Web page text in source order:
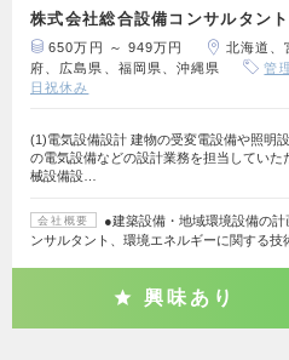
株式会社総合設備コンサルタント
650万円 ～ 949万円
北海道、
府、広島県、福岡県、沖縄県
管
日祝休み
(1)電気設備設計 建物の受変電設備や照明
の電気設備などの設計業務を担当していた
械設備設…
会社概要
●建築設備・地域環境設備の
ンサルタント、環境エネルギーに関する技
興味あり